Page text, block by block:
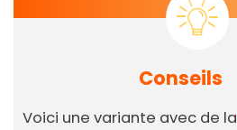
Conseils
Voici une variante avec de la